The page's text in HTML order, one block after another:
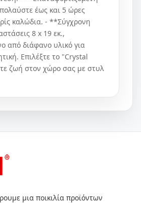
έως και 5 ώρες
καλώδια. - **Σύγχρονη
8 x 19 εκ.,
από διάφανο υλικό για
Επιλέξτε το "Crystal
ζωή στον χώρο σας με στυλ
μια ποικιλία προϊόντων